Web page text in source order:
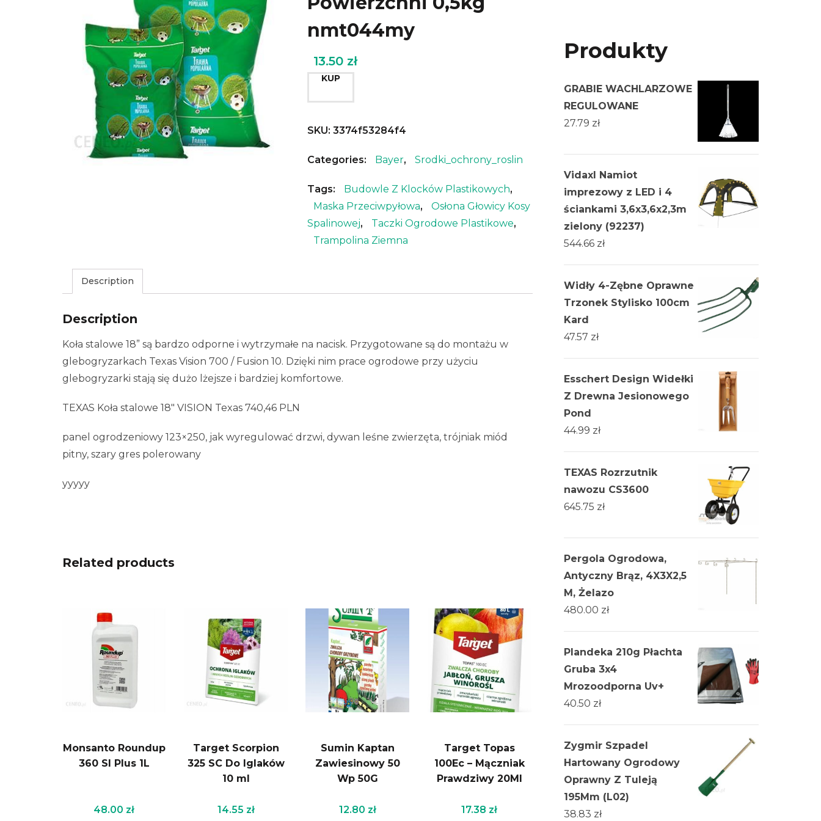
nmt044my
13.50 zł
KUP
SKU: 3374f53284f4
Categories: Bayer, Srodki_ochrony_roslin
Tags: Budowle Z Klocków Plastikowych,
Maska Przeciwpyłowa,
Osłona Głowicy Kosy
Spalinowej, Taczki Ogrodowe Plastikowe,
Trampolina Ziemna
Description
Description
Koła stalowe 18” są bardzo odporne i wytrzymałe na nacisk. Przygotowane są do montażu w
glebogryzarkach Texas Vision 700 / Fusion 10. Dzięki nim prace ogrodowe przy użyciu
glebogryzarki stają się dużo lżejsze i bardziej komfortowe.
TEXAS Koła stalowe 18″ VISION Texas 740,46 PLN
panel ogrodzeniowy 123×250, jak wyregulować drzwi, dywan leśne zwierzęta, trójniak miód
pitny, szary gres polerowany
yyyyy
Related products
Monsanto Roundup
360 Sl Plus 1L
48.00 zł
Target Scorpion
325 SC Do Iglaków
10 ml
14.55 zł
Sumin Kaptan
Zawiesinowy 50
Wp 50G
12.80 zł
Target Topas
100Ec – Mączniak
Prawdziwy 20Ml
17.38 zł
Produkty
GRABIE WACHLARZOWE
REGULOWANE
27.79 zł
Vidaxl Namiot
imprezowy z LED i 4
ściankami 3,6x3,6x2,3m
zielony (92237)
544.66 zł
Widły 4-Zębne Oprawne
Trzonek Stylisko 100cm
Kard
47.57 zł
Esschert Design Widełki
Z Drewna Jesionowego
Pond
44.99 zł
TEXAS Rozrzutnik
nawozu CS3600
645.75 zł
Pergola Ogrodowa,
Antyczny Brąz, 4X3X2,5
M, Żelazo
480.00 zł
Plandeka 210g Płachta
Gruba 3x4
Mrozoodporna Uv+
40.50 zł
Zygmir Szpadel
Hartowany Ogrodowy
Oprawny Z Tuleją
195Mm (L02)
38.83 zł